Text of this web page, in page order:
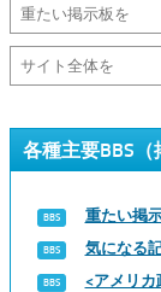
各種主要BBS（
重たい掲
気になる
<アメリカ